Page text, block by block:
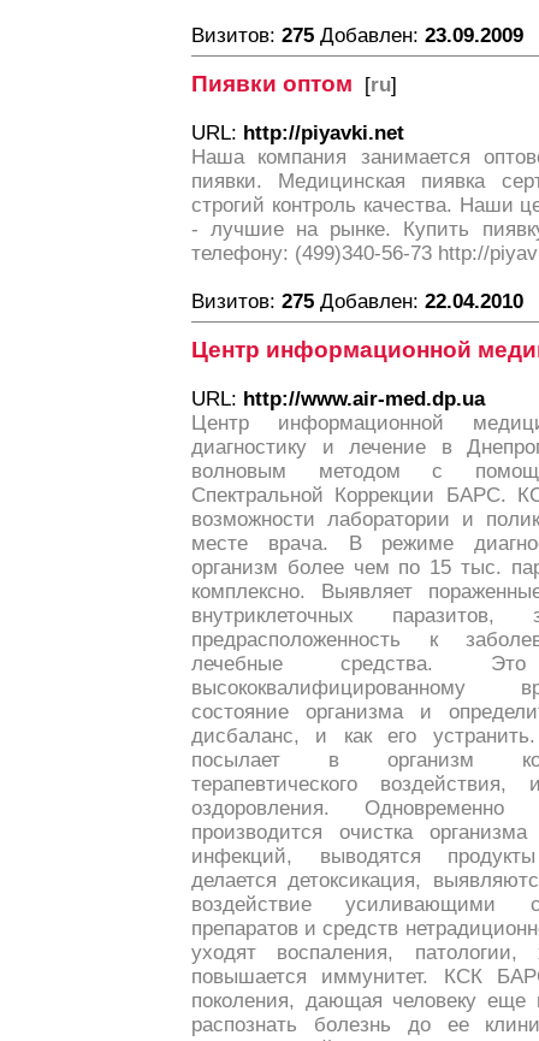
Визитов: 275 Добавлен: 23.09.2009
Пиявки оптом [ru]
URL: http://piyavki.net
Наша компания занимается
пиявки. Медицинская пиявка
строгий контроль качества. Наши
- лучшие на рынке. Купить
телефону: (499)340-56-73 http://
Визитов: 275 Добавлен: 22.04.2010
Центр информационной
URL: http://www.air-med.dp.ua
Центр информационной
диагностику и лечение в
волновым методом с
Спектральной Коррекции БАРС.
возможности лаборатории и
месте врача. В режиме
организм более чем по 15 тыс.
комплексно. Выявляет
внутриклеточных паразитов,
предрасположенность к
лечебные средства.
высококвалифицированному
состояние организма и
дисбаланс, и как его
посылает в организм
терапевтического
оздоровления.
производится очистка
инфекций, выводятся
делается детоксикация,
воздействие усиливающими
препаратов и средств
уходят воспаления, патологии,
повышается иммунитет. КСК
поколения, дающая человеку еще
распознать болезнь до ее